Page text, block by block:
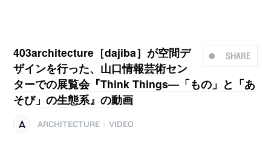
SHARE
403architecture［dajiba］が空間デ
ザインを行った、山口情報芸術セン
ターでの展覧会『Think Things―「もの」と「あ
そび」の生態系』の動画
ARCHITECTURE VIDEO